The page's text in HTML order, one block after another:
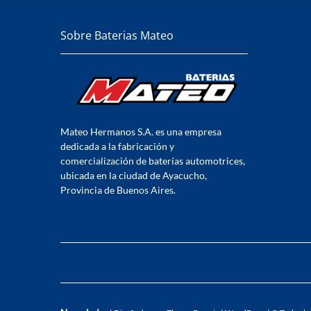
Sobre Baterias Mateo
Mateo Hermanos S.A. es una empresa
dedicada a la fabricación y
comercialización de baterías automotrices,
ubicada en la ciudad de Ayacucho,
Provincia de Buenos Aires.